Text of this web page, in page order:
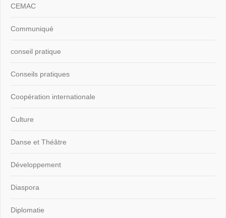
CEMAC
Communiqué
conseil pratique
Conseils pratiques
Coopération internationale
Culture
Danse et Théâtre
Développement
Diaspora
Diplomatie